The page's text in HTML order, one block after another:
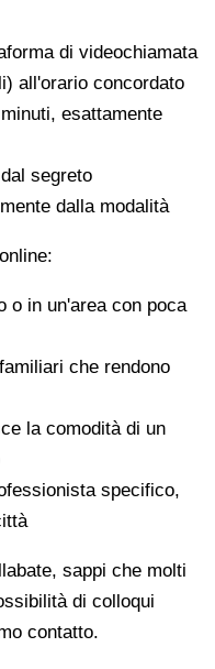
di videochiamata
all'orario concordato
esattamente
segreto
dalla modalità
o in un'area con poca
che rendono
la comodità di un
specifico,
sappi che molti
di colloqui
contatto.